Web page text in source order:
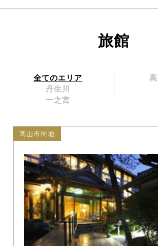
旅館
全てのエリア
丹生川
一之宮
高山市街地